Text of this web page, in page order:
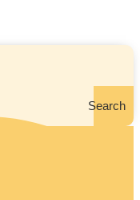
Search